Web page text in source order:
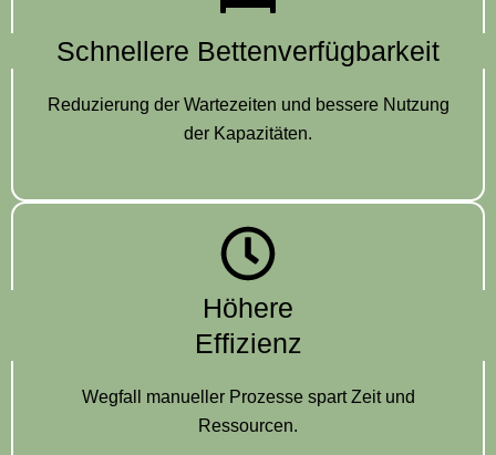
Schnellere Bettenverfügbarkeit
Reduzierung der Wartezeiten und bessere Nutzung
der Kapazitäten.
Höhere
Effizienz
Wegfall manueller Prozesse spart Zeit und
Ressourcen.